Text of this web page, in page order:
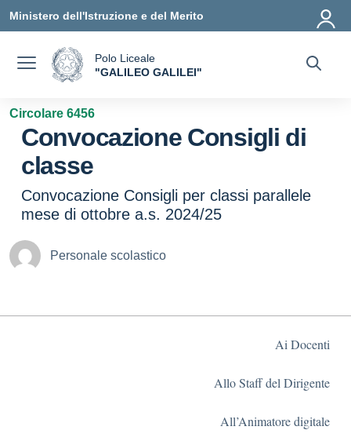
Ministero dell'Istruzione e del Merito
Polo Liceale
"GALILEO GALILEI"
Circolare 6456
Convocazione Consigli di
classe
Convocazione Consigli per classi parallele
mese di ottobre a.s. 2024/25
Personale scolastico
Ai Docenti
Allo Staff del Dirigente
All’Animatore digitale